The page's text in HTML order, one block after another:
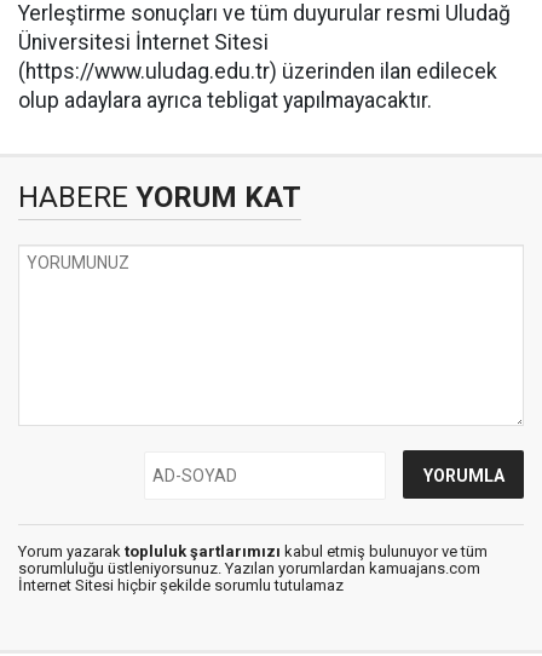
​Yerleştirme sonuçları ve tüm duyurular resmi Uludağ
Üniversitesi İnternet Sitesi
(https://www.uludag.edu.tr) üzerinden ilan edilecek
olup adaylara ayrıca tebligat yapılmayacaktır.
HABERE YORUM KAT
Yorum yazarak topluluk şartlarımızı kabul etmiş bulunuyor ve tüm
sorumluluğu üstleniyorsunuz. Yazılan yorumlardan kamuajans.com
İnternet Sitesi hiçbir şekilde sorumlu tutulamaz